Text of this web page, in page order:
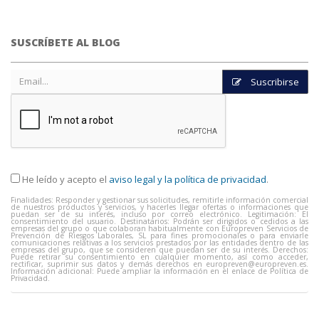
SUSCRÍBETE AL BLOG
Suscribirse
He leído y acepto el aviso legal y la política de privacidad.
Finalidades: Responder y gestionar sus solicitudes, remitirle información comercial
de nuestros productos y servicios, y hacerles llegar ofertas o informaciones que
puedan ser de su interés, incluso por correo electrónico. Legitimación: El
consentimiento del usuario. Destinatarios: Podrán ser dirigidos o cedidos a las
empresas del grupo o que colaboran habitualmente con Europreven Servicios de
Prevención de Riesgos Laborales, SL para fines promocionales o para enviarle
comunicaciones relativas a los servicios prestados por las entidades dentro de las
empresas del grupo, que se consideren que puedan ser de su interés. Derechos:
Puede retirar su consentimiento en cualquier momento, así como acceder,
rectificar, suprimir sus datos y demás derechos en europreven@europreven.es.
Información adicional: Puede ampliar la información en el enlace de Política de
Privacidad.